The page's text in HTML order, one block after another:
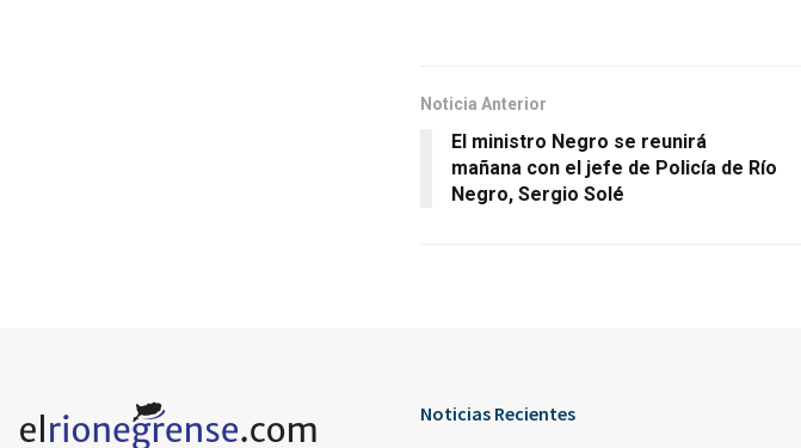
Noticia Anterior
El ministro Negro se reunirá
mañana con el jefe de Policía de Río
Negro, Sergio Solé
Noticias Recientes